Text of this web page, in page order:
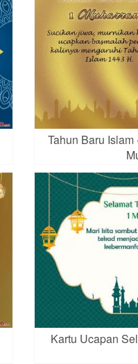
Tahun Baru
Kartu Ucapan